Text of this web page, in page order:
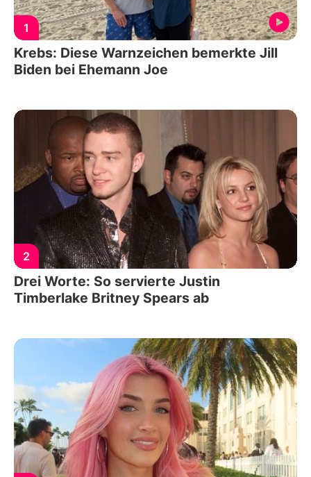
1
Krebs: Diese Warnzeichen bemerkte Jill
Biden bei Ehemann Joe
2
Drei Worte: So servierte Justin
Timberlake Britney Spears ab